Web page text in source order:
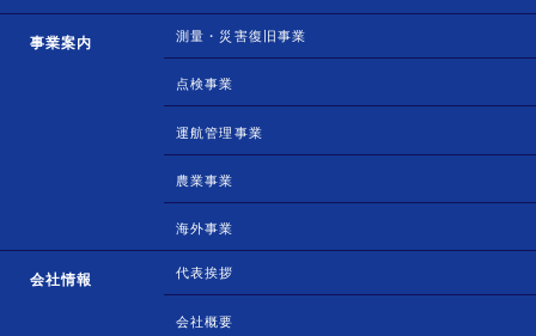
事業案内 測量・災害復旧事業
点検事業
運航管理事業
農業事業
海外事業
会社情報 代表挨拶
会社概要